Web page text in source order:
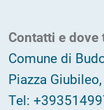
Contatti e dove
Comune di
Piazza
Tel: